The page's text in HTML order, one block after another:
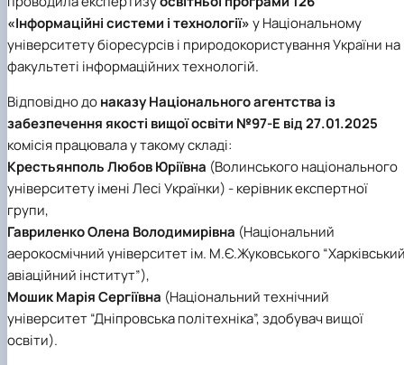
«Інформаційні системи і технології»у Національному
університету біоресурсів i природокористування України на
факультеті інформаційних технологій.
Відповідно донаказуНаціонального агентства із
забезпечення якості вищої освіти №97-Е від 27.01.2025
комісія працювала у такому складі:
Крестьянполь Любов Юріївна (Волинського національного
університету імені Лесі Українки) - керівник експертної
групи,
Гавриленко Олена Володимирівна (Національний
аерокосмічний університет ім. М.Є.Жуковського
авіаційний інститут”),
Мошик Марія Сергіївна (Національний технічний
університет “Дніпровська політехніка”, здобувач вищої
освіти).